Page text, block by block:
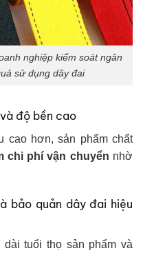
nghiệp kiểm soát ngân
sử dụng dây đai
độ bền cao
cao hơn, sản phẩm chất
chi phí vận chuyển nhờ
bảo quản dây đai hiệu
dài tuổi thọ sản phẩm và